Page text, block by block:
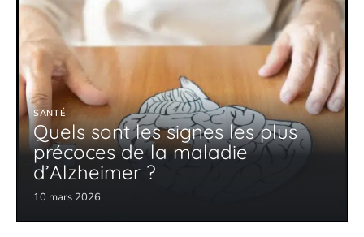
SANTÉ
Quels sont les signes les plus
précoces de la maladie
d’Alzheimer ?
10 mars 2026